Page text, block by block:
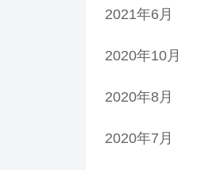
2021年6月
2020年10月
2020年8月
2020年7月